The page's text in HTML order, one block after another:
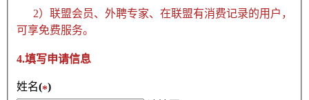
2）联盟会员、外聘专家、在联盟有消费记录的用户，
可享免费服务。
4.填写申请信息
姓名(*)